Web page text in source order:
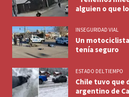
alguien o que
INSEGURIDAD VIAL
Un
tenía seguro
ESTADO DEL TIEMPO
Chile tuvo que
argentino de